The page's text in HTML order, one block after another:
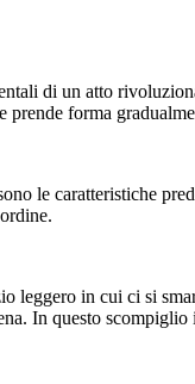
di un atto
forma
le caratteristiche
leggero in cui ci si
In questo scompiglio